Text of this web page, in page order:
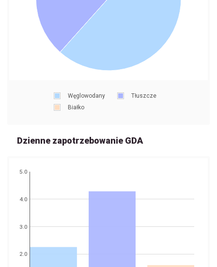
Węglowodany
Tłuszcze
Białko
Dzienne zapotrzebowanie GDA
2.0
3.0
4.0
5.0